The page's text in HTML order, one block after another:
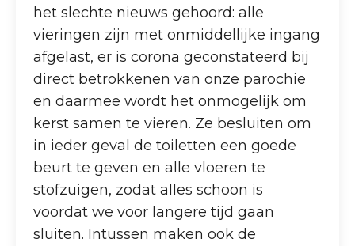
het slechte nieuws gehoord: alle
vieringen zijn met onmiddellijke ingang
afgelast, er is corona geconstateerd bij
direct betrokkenen van onze parochie
en daarmee wordt het onmogelijk om
kerst samen te vieren. Ze besluiten om
in ieder geval de toiletten een goede
beurt te geven en alle vloeren te
stofzuigen, zodat alles schoon is
voordat we voor langere tijd gaan
sluiten. Intussen maken ook de